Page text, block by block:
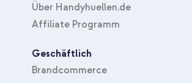
Über Handyhuellen.de
Affiliate Programm
Geschäftlich
Brandcommerce